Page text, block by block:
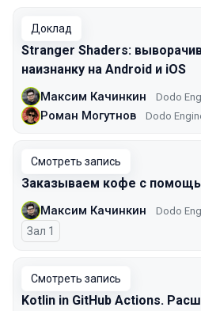
Доклад
Stranger Shaders:
наизнанку на Android и iOS
Максим Качинкин Dodo
Роман Могутнов Dodo
Смотреть запись
Заказываем кофе с
Максим Качинкин Dodo
Зал 1
Смотреть запись
Kotlin in GitHub Actions.